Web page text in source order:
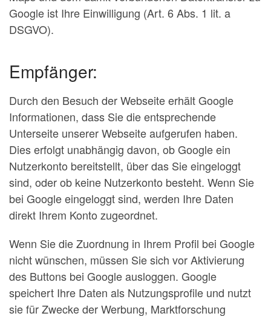
Google ist Ihre Einwilligung (Art. 6 Abs. 1 lit. a
DSGVO).
Empfänger:
Durch den Besuch der Webseite erhält Google
Informationen, dass Sie die entsprechende
Unterseite unserer Webseite aufgerufen haben.
Dies erfolgt unabhängig davon, ob Google ein
Nutzerkonto bereitstellt, über das Sie eingeloggt
sind, oder ob keine Nutzerkonto besteht. Wenn Sie
bei Google eingeloggt sind, werden Ihre Daten
direkt Ihrem Konto zugeordnet.
Wenn Sie die Zuordnung in Ihrem Profil bei Google
nicht wünschen, müssen Sie sich vor Aktivierung
des Buttons bei Google ausloggen. Google
speichert Ihre Daten als Nutzungsprofile und nutzt
sie für Zwecke der Werbung, Marktforschung